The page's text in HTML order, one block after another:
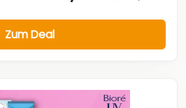
Zum Deal